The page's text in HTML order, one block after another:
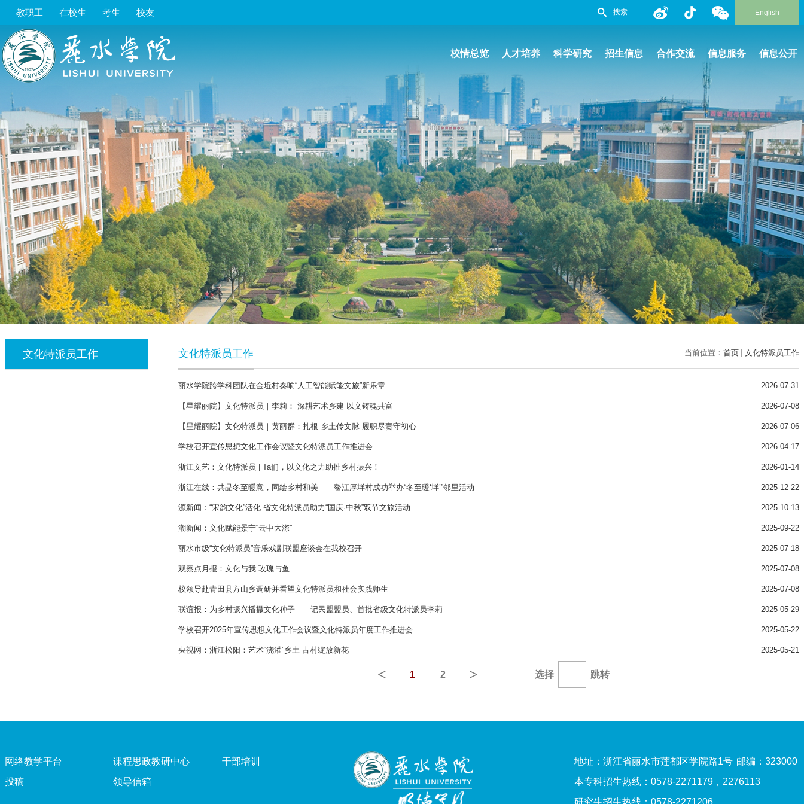
教职工 在校生 考生 校友 English
校情总览 人才培养 科学研究 招生信息 合作交流 信息服务 信息公开
文化特派员工作 当前位置： 首页 文化特派员工作
文化特派员工作
丽水学院跨学科团队在金坵村奏响“人工智能赋能文旅”新乐章 2026-07-31
【星耀丽院】文化特派员｜李莉： 深耕艺术乡建 以文铸魂共富 2026-07-08
【星耀丽院】文化特派员｜黄丽群：扎根 乡土传文脉 履职尽责守初心 2026-07-06
学校召开宣传思想文化工作会议暨文化特派员工作推进会 2026-04-17
浙江文艺：文化特派员 | Ta们，以文化之力助推乡村振兴！ 2026-01-14
浙江在线：共品冬至暖意，同绘乡村和美——鳌江厚垟村成功举办“冬至暖‘垟’”邻里活动 2025-12-22
源新闻：“宋韵文化”活化 省文化特派员助力“国庆·中秋”双节文旅活动 2025-10-13
潮新闻：文化赋能景宁“云中大漈” 2025-09-22
丽水市级“文化特派员”音乐戏剧联盟座谈会在我校召开 2025-07-18
观察点月报：文化与我 玫瑰与鱼 2025-07-08
校领导赴青田县方山乡调研并看望文化特派员和社会实践师生 2025-07-08
联谊报：为乡村振兴播撒文化种子——记民盟盟员、首批省级文化特派员李莉 2025-05-29
学校召开2025年宣传思想文化工作会议暨文化特派员年度工作推进会 2025-05-22
央视网：浙江松阳：艺术“浇灌”乡土 古村绽放新花 2025-05-21
< 1 2 > 选择 跳转
网络教学平台 课程思政教研中心
干部培训
投稿
领导信箱
地址：浙江省丽水市莲都区学院路1号 邮编：323000
本专科招生热线：0578-2271179，2276113
研究生招生热线：0578-2271206